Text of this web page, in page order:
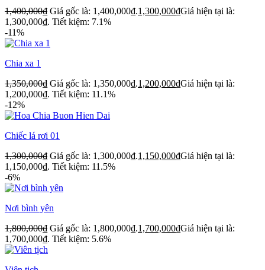
1,400,000₫ Giá gốc là: 1,400,000₫.1,300,000₫Giá hiện tại là:
1,300,000₫. Tiết kiệm: 7.1%
-11%
Chia xa 1
1,350,000₫ Giá gốc là: 1,350,000₫.1,200,000₫Giá hiện tại là:
1,200,000₫. Tiết kiệm: 11.1%
-12%
Chiếc lá rơi 01
1,300,000₫ Giá gốc là: 1,300,000₫.1,150,000₫Giá hiện tại là:
1,150,000₫. Tiết kiệm: 11.5%
-6%
Nơi bình yên
1,800,000₫ Giá gốc là: 1,800,000₫.1,700,000₫Giá hiện tại là:
1,700,000₫. Tiết kiệm: 5.6%